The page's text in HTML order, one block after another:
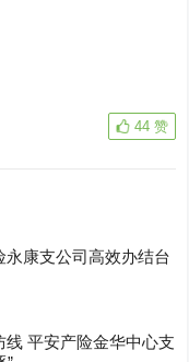
44 赞
康支公司高效办结台
平安产险金华中心支